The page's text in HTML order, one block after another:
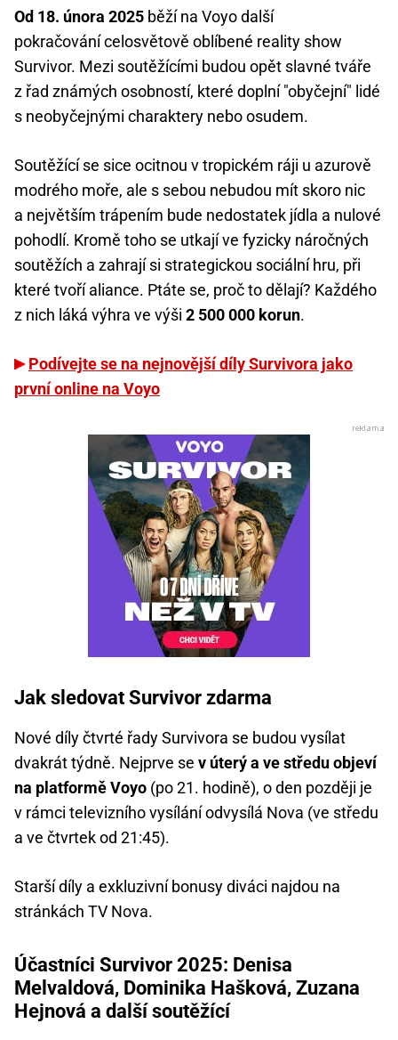
Od 18. února 2025 běží na Voyo další
pokračování celosvětově oblíbené reality show
Survivor. Mezi soutěžícími budou opět slavné tváře
z řad známých osobností, které doplní "obyčejní" lidé
s neobyčejnými charaktery nebo osudem.
Soutěžící se sice ocitnou v tropickém ráji u azurově
modrého moře, ale s sebou nebudou mít skoro nic
a největším trápením bude nedostatek jídla a nulové
pohodlí. Kromě toho se utkají ve fyzicky náročných
soutěžích a zahrají si strategickou sociální hru, při
které tvoří aliance. Ptáte se, proč to dělají? Každého
z nich láká výhra ve výši 2 500 000 korun.
Podívejte se na nejnovější díly Survivora jako
první online na Voyo
Jak sledovat Survivor zdarma
Nové díly čtvrté řady Survivora se budou vysílat
dvakrát týdně. Nejprve se v úterý a ve středu objeví
na platformě Voyo (po 21. hodině), o den později je
v rámci televizního vysílání odvysílá Nova (ve středu
a ve čtvrtek od 21:45).
Starší díly a exkluzivní bonusy diváci najdou na
stránkách TV Nova.
Účastníci Survivor 2025: Denisa
Melvaldová, Dominika Hašková, Zuzana
Hejnová a další soutěžící